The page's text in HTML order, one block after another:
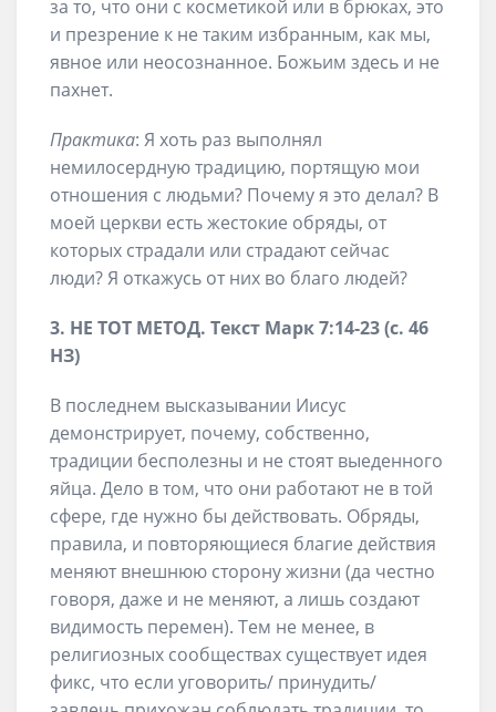
за то, что они с косметикой или в брюках, это
и презрение к не таким избранным, как мы,
явное или неосознанное. Божьим здесь и не
пахнет.
Практика: Я хоть раз выполнял
немилосердную традицию, портящую мои
отношения с людьми? Почему я это делал? В
моей церкви есть жестокие обряды, от
которых страдали или страдают сейчас
люди? Я откажусь от них во благо людей?
3. НЕ ТОТ МЕТОД. Текст Марк 7:14-23 (с. 46
НЗ)
В последнем высказывании Иисус
демонстрирует, почему, собственно,
традиции бесполезны и не стоят выеденного
яйца. Дело в том, что они работают не в той
сфере, где нужно бы действовать. Обряды,
правила, и повторяющиеся благие действия
меняют внешнюю сторону жизни (да честно
говоря, даже и не меняют, а лишь создают
видимость перемен). Тем не менее, в
религиозных сообществах существует идея
фикс, что если уговорить/ принудить/